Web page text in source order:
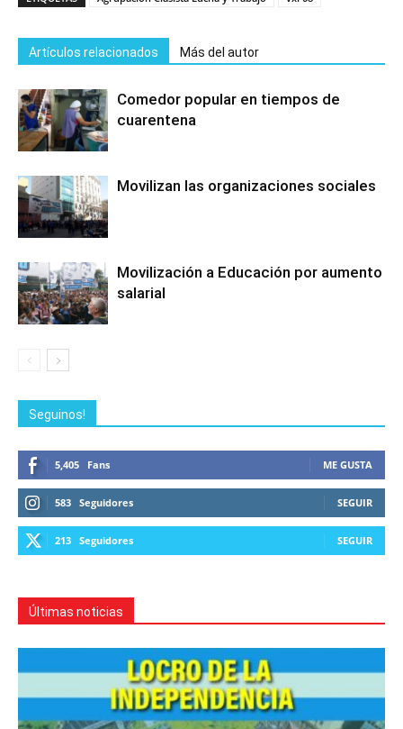
Artículos relacionados Más del autor
Comedor popular en tiempos de
cuarentena
Movilizan las organizaciones sociales
Movilización a Educación por aumento
salarial
Seguinos!
5,405 Fans ME GUSTA
583 Seguidores SEGUIR
213 Seguidores SEGUIR
Últimas noticias